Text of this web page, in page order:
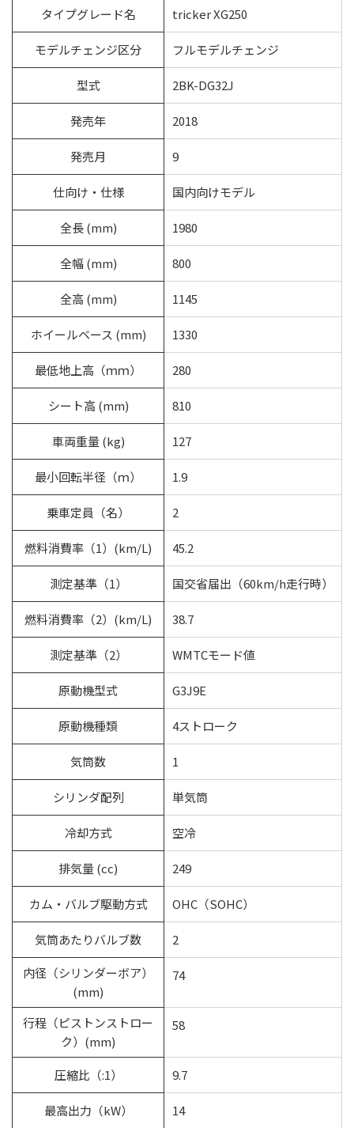
タイプグレード名 tricker XG250
モデルチェンジ区分 フルモデルチェンジ
型式 2BK-DG32J
発売年 2018
発売月 9
仕向け・仕様 国内向けモデル
全長 (mm) 1980
全幅 (mm) 800
全高 (mm) 1145
ホイールベース (mm) 1330
最低地上高（ｍｍ） 280
シート高 (mm) 810
車両重量 (kg) 127
最小回転半径（ｍ） 1.9
乗車定員（名） 2
燃料消費率（1）(km/L) 45.2
測定基準（1） 国交省届出（60km/h走行時）
燃料消費率（2）(km/L) 38.7
測定基準（2） WMTCモード値
原動機型式 G3J9E
原動機種類 4ストローク
気筒数 1
シリンダ配列 単気筒
冷却方式 空冷
排気量 (cc) 249
カム・バルブ駆動方式 OHC（SOHC）
気筒あたりバルブ数
2
内径（シリンダーボア）
(mm)
74
行程（ピストンストロー
ク）(mm)
58
圧縮比（:1） 9.7
最高出力（kW） 14